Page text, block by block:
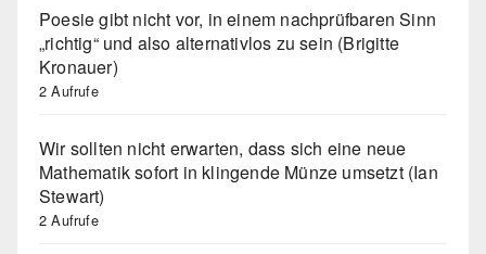
Poesie gibt nicht vor, in einem nachprüfbaren Sinn
„richtig“ und also alternativlos zu sein (Brigitte
Kronauer)
2 Aufrufe
Wir sollten nicht erwarten, dass sich eine neue
Mathematik sofort in klingende Münze umsetzt (Ian
Stewart)
2 Aufrufe